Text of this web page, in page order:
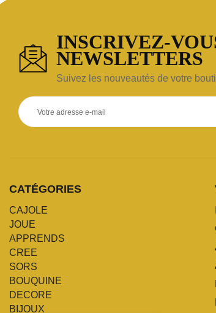
INSCRIVEZ-
NEWSLETTERS
Suivez les nouveautés de votre
CATÉGORIES
CAJOLE
JOUE
APPRENDS
CREE
SORS
BOUQUINE
DECORE
BIJOUX